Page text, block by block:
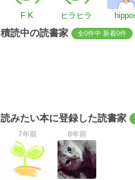
F K ヒラヒラ
積読中の読書家 全0件中 新着0件
読みたい本に登録した読書家
7年前 8年前